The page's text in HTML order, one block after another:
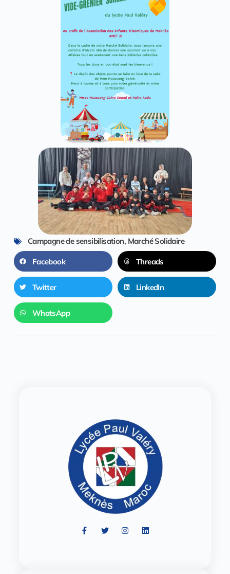
Campagne de sensibilisation, Marché Solidaire
Facebook Threads
Twitter LinkedIn
WhatsApp